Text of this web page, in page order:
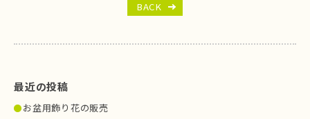
BACK
最近の投稿
お盆用飾り花の販売